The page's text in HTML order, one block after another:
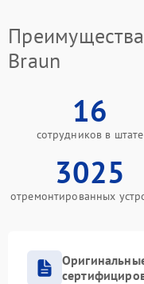
Braun
16
сотрудников в штате
3025
отремонтированных